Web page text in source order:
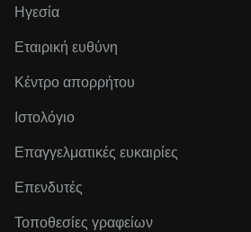
Ηγεσία
Εταιρική ευθύνη
Κέντρο απορρήτου
Ιστολόγιο
Επαγγελματικές ευκαιρίες
Επενδυτές
Τοποθεσίες γραφείων